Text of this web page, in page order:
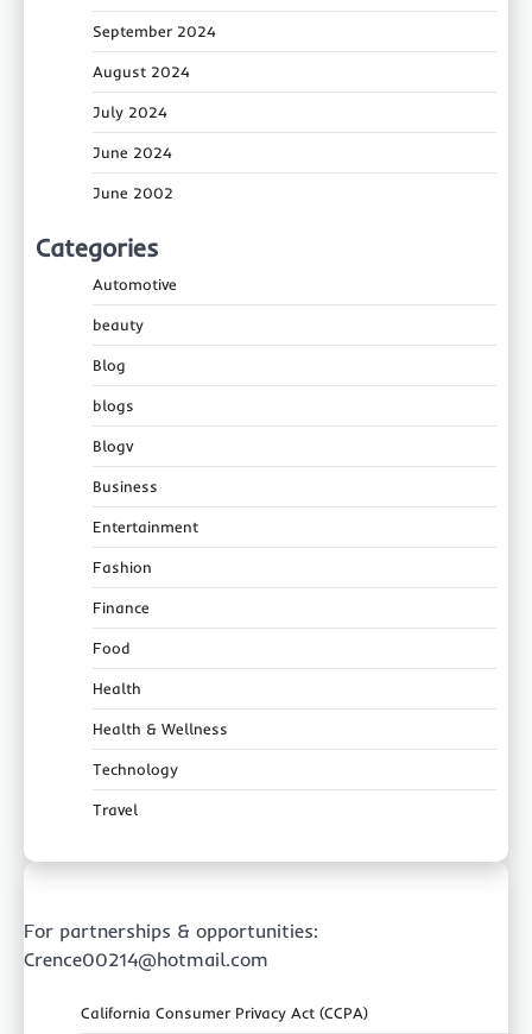
September 2024
August 2024
July 2024
June 2024
June 2002
Categories
Automotive
beauty
Blog
blogs
Blogv
Business
Entertainment
Fashion
Finance
Food
Health
Health & Wellness
Technology
Travel
For partnerships & opportunities:
Crence00214@hotmail.com
California Consumer Privacy Act (CCPA)